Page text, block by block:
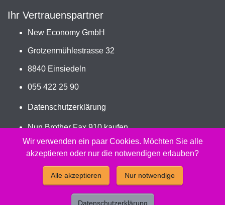
Ihr Vertrauenspartner
New Economy GmbH
Grotzenmühlestrasse 32
8840 Einsiedeln
055 422 25 90
Datenschutzerklärung
Nun Brother Fax 910 kaufen
Jetzt PC-302RF bestellen
2026 - Peach Druckerpatronen Versand Jetzt günstig und
kompatibel kaufen.
Wir verwenden ein paar Cookies. Möchten Sie alle
akzeptieren oder nur die notwendigen erlauben?
Alle akzeptieren Nur notwendige
Datenschutzerklärung